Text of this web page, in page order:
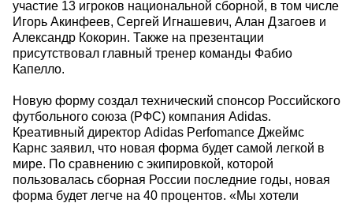
участие 13 игроков национальной сборной, в том числе
Игорь Акинфеев, Сергей Игнашевич, Алан Дзагоев и
Александр Кокорин. Также на презентации
присутствовал главный тренер команды Фабио
Капелло.
Новую форму создал технический спонсор Российского
футбольного союза (РФС) компания Adidas.
Креативный директор Adidas Perfomance Джеймс
Карнс заявил, что новая форма будет самой легкой в
мире. По сравнению с экипировкой, которой
пользовалась сборная России последние годы, новая
форма будет легче на 40 процентов. «Мы хотели